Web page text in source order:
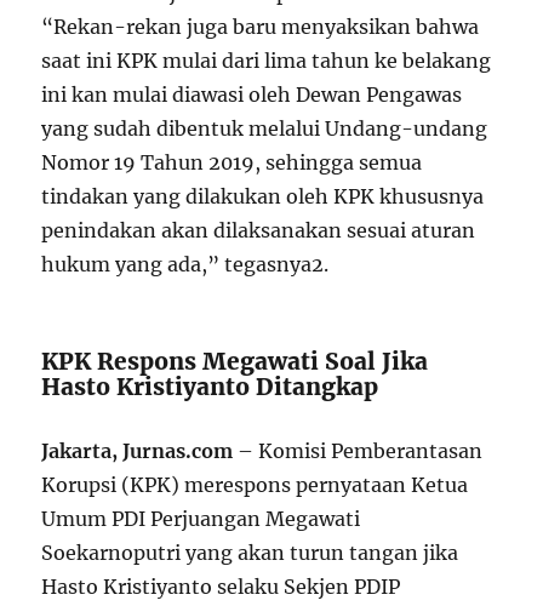
“Rekan-rekan juga baru menyaksikan bahwa
saat ini KPK mulai dari lima tahun ke belakang
ini kan mulai diawasi oleh Dewan Pengawas
yang sudah dibentuk melalui Undang-undang
Nomor 19 Tahun 2019, sehingga semua
tindakan yang dilakukan oleh KPK khususnya
penindakan akan dilaksanakan sesuai aturan
hukum yang ada,” tegasnya2.
KPK Respons Megawati Soal Jika
Hasto Kristiyanto Ditangkap
Jakarta, Jurnas.com – Komisi Pemberantasan
Korupsi (KPK) merespons pernyataan Ketua
Umum PDI Perjuangan Megawati
Soekarnoputri yang akan turun tangan jika
Hasto Kristiyanto selaku Sekjen PDIP